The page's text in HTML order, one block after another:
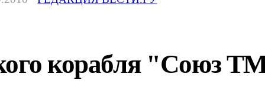
корабля "Союз